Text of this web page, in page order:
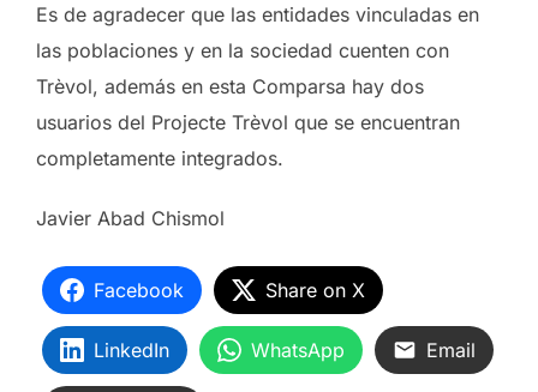
Es de agradecer que las entidades vinculadas en
las poblaciones y en la sociedad cuenten con
Trèvol, además en esta Comparsa hay dos
usuarios del Projecte Trèvol que se encuentran
completamente integrados.
Javier Abad Chismol
Facebook Share on X
LinkedIn WhatsApp Email